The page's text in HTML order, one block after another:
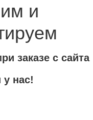
и
заказе с сайта
нас!